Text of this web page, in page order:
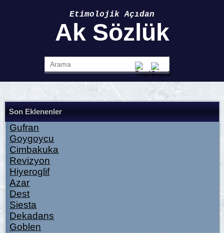
Ak Sözlük
Etimolojik Açıdan
Son Eklenenler
Gufran
Goygoycu
Cimbakuka
Revizyon
Hiyeroglif
Azar
Dest
Siesta
Dekadans
Goblen